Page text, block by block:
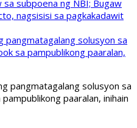
subpoena ng NBI; Bugaw
nagsisisi sa pagkakadawit
pangmatagalang solusyon sa
sa pampublikong paaralan,
pangmatagalang solusyon sa
paaralan, inihain